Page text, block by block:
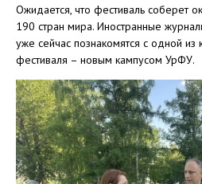
Ожидается, что фестиваль соберет
190 стран мира. Иностранные
уже сейчас познакомятся с одной
фестиваля – новым кампусом УрФУ.